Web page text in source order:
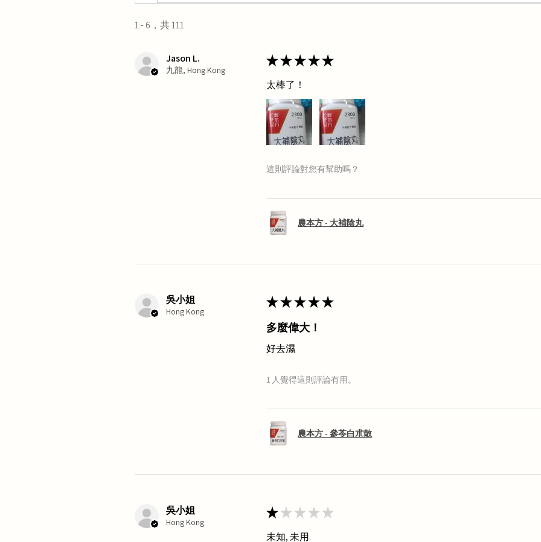
1 - 6，共 111
Jason L.
九龍, Hong Kong
★★★★★
太棒了！
這則評論對您有幫助嗎？
農本方 - 大補陰丸
吳小姐
Hong Kong
★★★★★
多麼偉大！
好去濕
1 人覺得這則評論有用。
農本方 - 參苓白朮散
吳小姐
Hong Kong
★★★★★
未知, 未用.